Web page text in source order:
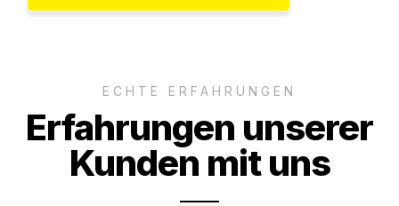
ECHTE ERFAHRUNGEN
Erfahrungen unserer
Kunden mit uns